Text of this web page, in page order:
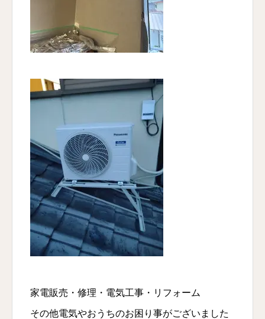
家電販売・修理・電気工事・リフォーム
その他電気やおうちのお困り事がございました